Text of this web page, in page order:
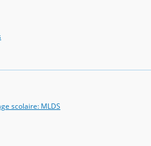
scolaire: MLDS